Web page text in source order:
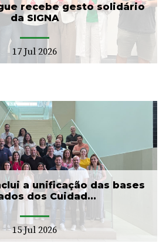
recebe gesto solidário
da SIGNA
17 Jul 2026
a unificação das bases
dos Cuidad...
15 Jul 2026